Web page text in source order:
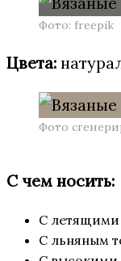
Фото: freepik
Цвета:
Фото
С чем носить:
С летящими
С льняным